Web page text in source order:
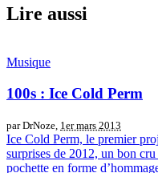
Lire aussi
Musique
100s : Ice Cold Perm
par DrNoze, 1er mars 2013
Ice Cold Perm, le premier
surprises de 2012, un bon
pochette en forme